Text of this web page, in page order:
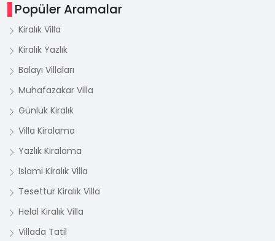
Popüler Aramalar
Kiralık Villa
Kiralık Yazlık
Balayı Villaları
Muhafazakar Villa
Günlük Kiralık
Villa Kiralama
Yazlık Kiralama
İslami Kiralık Villa
Tesettür Kiralık Villa
Helal Kiralık Villa
Villada Tatil